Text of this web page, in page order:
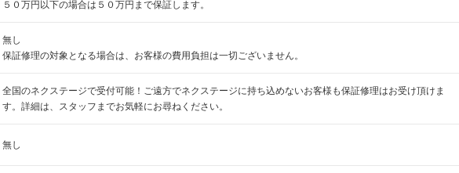
５０万円以下の場合は５０万円まで保証します。
無し
保証修理の対象となる場合は、お客様の費用負担は一切ございません。
全国のネクステージで受付可能！ご遠方でネクステージに持ち込めないお客様も保証修理はお受け頂けま
す。詳細は、スタッフまでお気軽にお尋ねください。
無し